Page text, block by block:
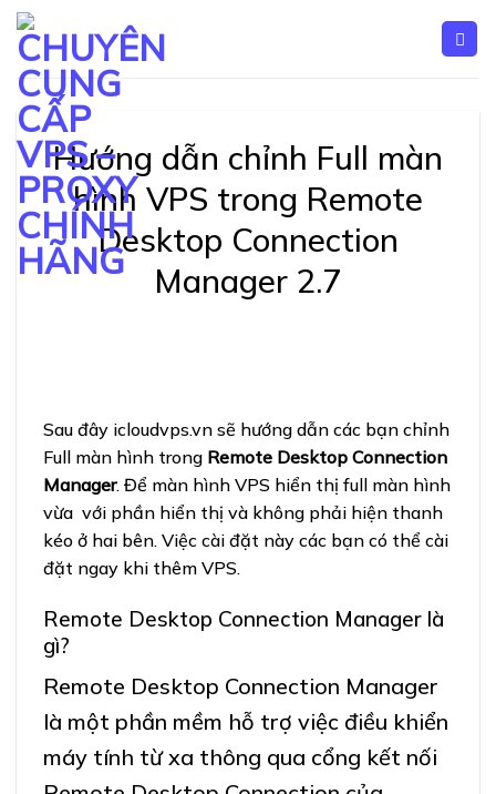
Skip
content
Hướng dẫn chỉnh Full màn
hình VPS trong Remote
Desktop Connection
Manager 2.7
Sau đây icloudvps.vn sẽ hướng dẫn các bạn chỉnh
Full màn hình trong Remote Desktop Connection
Manager. Để màn hình VPS hiển thị full màn hình
vừa với phần hiển thị và không phải hiện thanh
kéo ở hai bên. Việc cài đặt này các bạn có thể cài
đặt ngay khi thêm VPS.
Remote Desktop Connection Manager là
gì?
Remote Desktop Connection Manager
là một phần mềm hỗ trợ việc điều khiển
máy tính từ xa thông qua cổng kết nối